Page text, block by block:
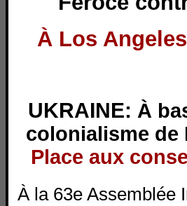
À Los
UKRAINE: À
colonialisme de
Place aux
À la 63e Assemblée